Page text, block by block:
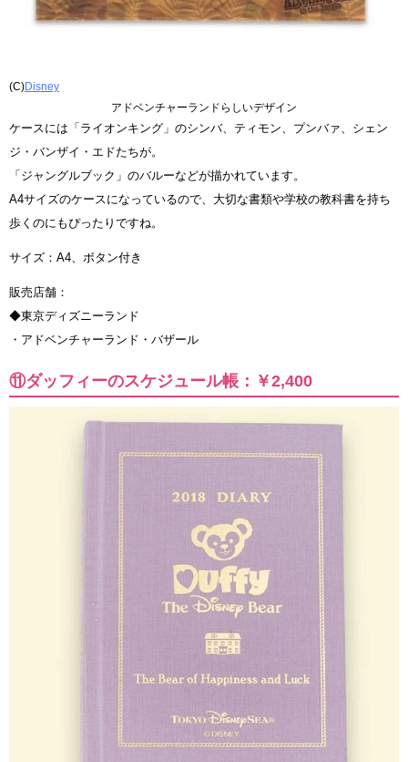
(C)Disney
アドベンチャーランドらしいデザイン
ケースには「ライオンキング」のシンバ、ティモン、プンバァ、シェン
ジ・バンザイ・エドたちが。
「ジャングルブック」のバルーなどが描かれています。
A4サイズのケースになっているので、大切な書類や学校の教科書を持ち
歩くのにもぴったりですね。
サイズ：A4、ボタン付き
販売店舗：
◆東京ディズニーランド
・アドベンチャーランド・バザール
⑪ダッフィーのスケジュール帳：￥2,400